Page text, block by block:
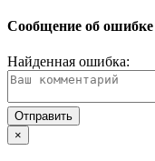
Сообщение об ошибке
Найденная ошибка:
×